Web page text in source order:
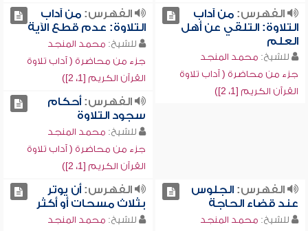
الفهرس:من آداب
التلاوة: التلقي عن أهل
العلم
للشيخ: محمد المنجد
جزء من محاضرة ( آداب تلاوة
القرآن الكريم [1، 2])
الفهرس:من آداب
التلاوة: عدم قطع الآية
للشيخ: محمد المنجد
جزء من محاضرة ( آداب تلاوة
القرآن الكريم [1، 2])
الفهرس:أحكام
سجود التلاوة
للشيخ: محمد المنجد
جزء من محاضرة ( آداب تلاوة
القرآن الكريم [1، 2])
الفهرس:الجلوس
عند قضاء الحاجة
للشيخ: محمد المنجد
الفهرس:أن يوتر
بثلاث مسحات أو أكثر
للشيخ: محمد المنجد